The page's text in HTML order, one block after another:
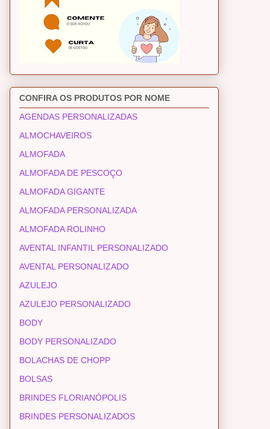
CONFIRA OS PRODUTOS POR NOME
AGENDAS PERSONALIZADAS
ALMOCHAVEIROS
ALMOFADA
ALMOFADA DE PESCOÇO
ALMOFADA GIGANTE
ALMOFADA PERSONALIZADA
ALMOFADA ROLINHO
AVENTAL INFANTIL PERSONALIZADO
AVENTAL PERSONALIZADO
AZULEJO
AZULEJO PERSONALIZADO
BODY
BODY PERSONALIZADO
BOLACHAS DE CHOPP
BOLSAS
BRINDES FLORIANÓPOLIS
BRINDES PERSONALIZADOS